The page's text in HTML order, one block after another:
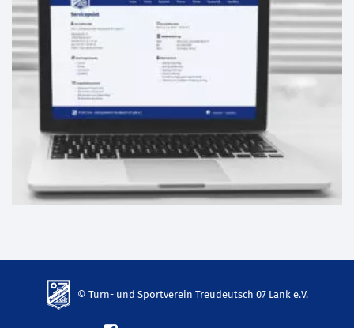
© Turn- und Sportverein Treudeutsch 07 Lank e.V.